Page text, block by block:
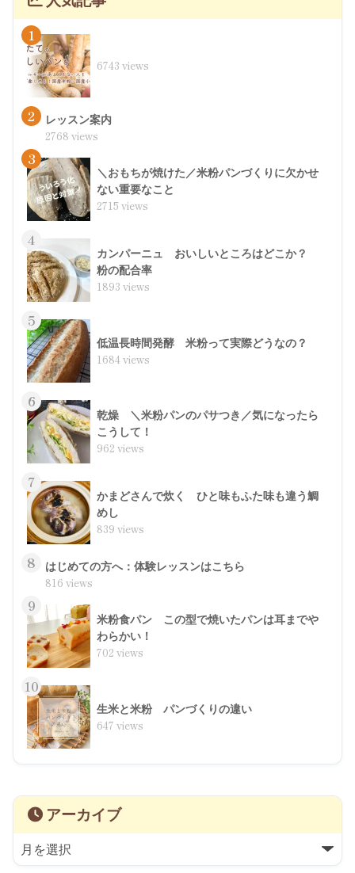
1
6743 views
2 レッスン案内
2768 views
3
＼おもちが焼けた／米粉パンづくりに欠かせ
ない重要なこと
2715 views
4
カンパーニュ おいしいところはどこか？
粉の配合率
1893 views
5
低温長時間発酵 米粉って実際どうなの？
1684 views
6
乾燥 ＼米粉パンのパサつき／気になったら
こうして！
962 views
7
かまどさんで炊く ひと味もふた味も違う鯛
めし
839 views
8 はじめての方へ：体験レッスンはこちら
816 views
9
米粉食パン この型で焼いたパンは耳までや
わらかい！
702 views
10
生米と米粉 パンづくりの違い
647 views
アーカイブ